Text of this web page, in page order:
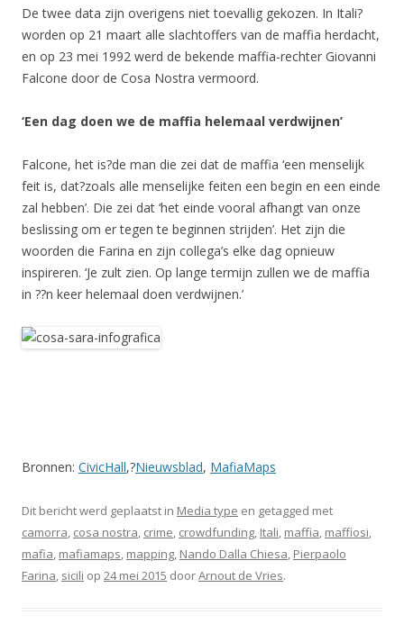
De twee data zijn overigens niet toevallig gekozen. In Itali?
worden op 21 maart alle slachtoffers van de maffia herdacht,
en op 23 mei 1992 werd de bekende maffia-rechter Giovanni
Falcone door de Cosa Nostra vermoord.
‘Een dag doen we de maffia helemaal verdwijnen’
Falcone, het is?de man die zei dat de maffia ‘een menselijk
feit is, dat?zoals alle menselijke feiten een begin en een einde
zal hebben’. Die zei dat ‘het einde vooral afhangt van onze
beslissing om er tegen te beginnen strijden’. Het zijn die
woorden die Farina en zijn collega’s elke dag opnieuw
inspireren. ‘Je zult zien. Op lange termijn zullen we de maffia
in ??n keer helemaal doen verdwijnen.’
Bronnen: CivicHall,?Nieuwsblad, MafiaMaps
Dit bericht werd geplaatst in Media type en getagged met
camorra, cosa nostra, crime, crowdfunding, Itali, maffia, maffiosi,
mafia, mafiamaps, mapping, Nando Dalla Chiesa, Pierpaolo
Farina, sicili op 24 mei 2015 doorArnout de Vries.